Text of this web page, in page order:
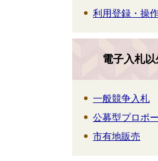
利用登録・操
電子入札
一般競争入札
公募型プロポ
市有地販売